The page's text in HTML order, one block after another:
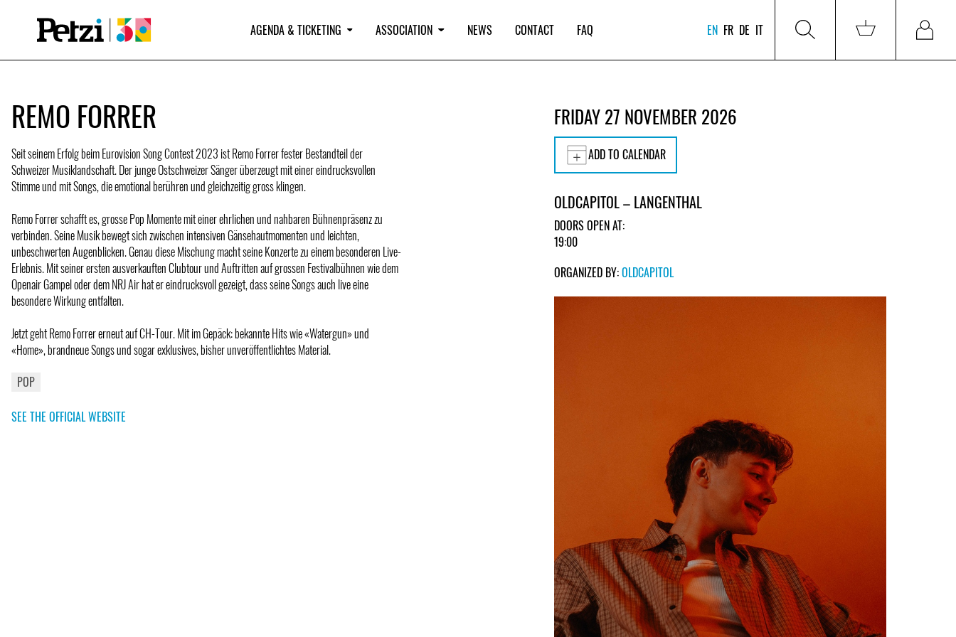
AGENDA & TICKETING ASSOCIATION NEWS CONTACT FAQ EN FR DE IT
REMO FORRER
Seit seinem Erfolg beim Eurovision Song Contest 2023 ist Remo Forrer fester Bestandteil der
Schweizer Musiklandschaft. Der junge Ostschweizer Sänger überzeugt mit einer eindrucksvollen
Stimme und mit Songs, die emotional berühren und gleichzeitig gross klingen.
Remo Forrer schafft es, grosse Pop Momente mit einer ehrlichen und nahbaren Bühnenpräsenz zu
verbinden. Seine Musik bewegt sich zwischen intensiven Gänsehautmomenten und leichten,
unbeschwerten Augenblicken. Genau diese Mischung macht seine Konzerte zu einem besonderen Live-
Erlebnis. Mit seiner ersten ausverkauften Clubtour und Auftritten auf grossen Festivalbühnen wie dem
Openair Gampel oder dem NRJ Air hat er eindrucksvoll gezeigt, dass seine Songs auch live eine
besondere Wirkung entfalten.
Jetzt geht Remo Forrer erneut auf CH-Tour. Mit im Gepäck: bekannte Hits wie «Watergun» und
«Home», brandneue Songs und sogar exklusives, bisher unveröffentlichtes Material.
POP
SEE THE OFFICIAL WEBSITE
FRIDAY 27 NOVEMBER 2026
ADD TO CALENDAR
OLDCAPITOL – LANGENTHAL
DOORS OPEN AT:
19:00
ORGANIZED BY:OLDCAPITOL